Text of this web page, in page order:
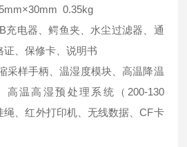
0.35kg
充电器、鳄鱼夹、水尘过滤器、通
、保修卡、说明书
采样手柄、温湿度模块、高温降温
高温高湿预处理系统（200-130
绳、红外打印机、无线数据、CF卡